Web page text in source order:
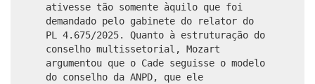
ativesse tão somente àquilo que foi
demandado pelo gabinete do relator do
PL 4.675/2025. Quanto à estruturação do
conselho multissetorial, Mozart
argumentou que o Cade seguisse o modelo
do conselho da ANPD, que ele